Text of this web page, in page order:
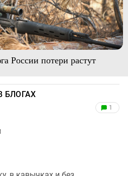
России потери растут
БЛОГАХ
1